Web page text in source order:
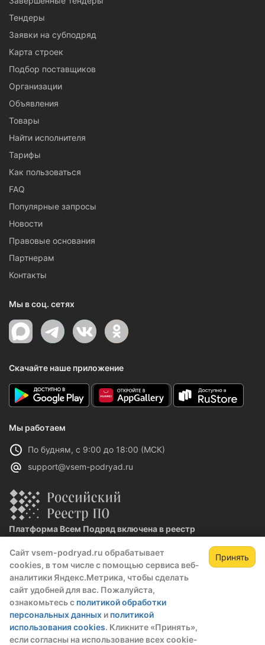
Сайт vsem-podryad.ru обрабатывает
cookies, в том числе с помощью сервиса веб-
аналитики Яндекс.Метрика, чтобы сделать
сайт удобней для вас. Пожалуйста,
ознакомьтесь с политикой обработки
персональных данных и политикой
использования cookies. Кликните «Принять»,
если согласны на использование всех cookie-
Принять
Тендеры
Заявки на субподряд
Карта строек
Подбор поставщиков
Организации
Объявления
Товары
Найти исполнителя
Тарифы
Как пользоваться
FAQ
Популярные запросы
Новости
Правовые основания
Партнерам
Контакты
Мы в соц. сетях
Скачайте наше приложение
Мы работаем
По будням, с 9:00 до 18:00 (МСК)
support@vsem-podryad.ru
Платформа Всем Подряд включена в реестр
Реестровая запись №32021 от 06.02.2026
Политика конфиденциальности
О компании